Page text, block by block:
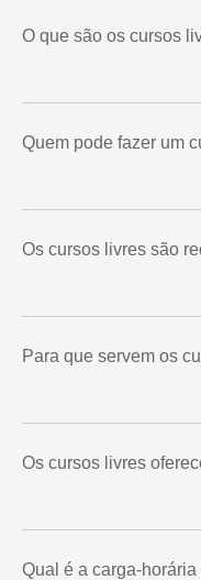
O que são os cursos
Quem pode fazer um
Os cursos livres são
Para que servem os
Os cursos livres
Qual é a carga-